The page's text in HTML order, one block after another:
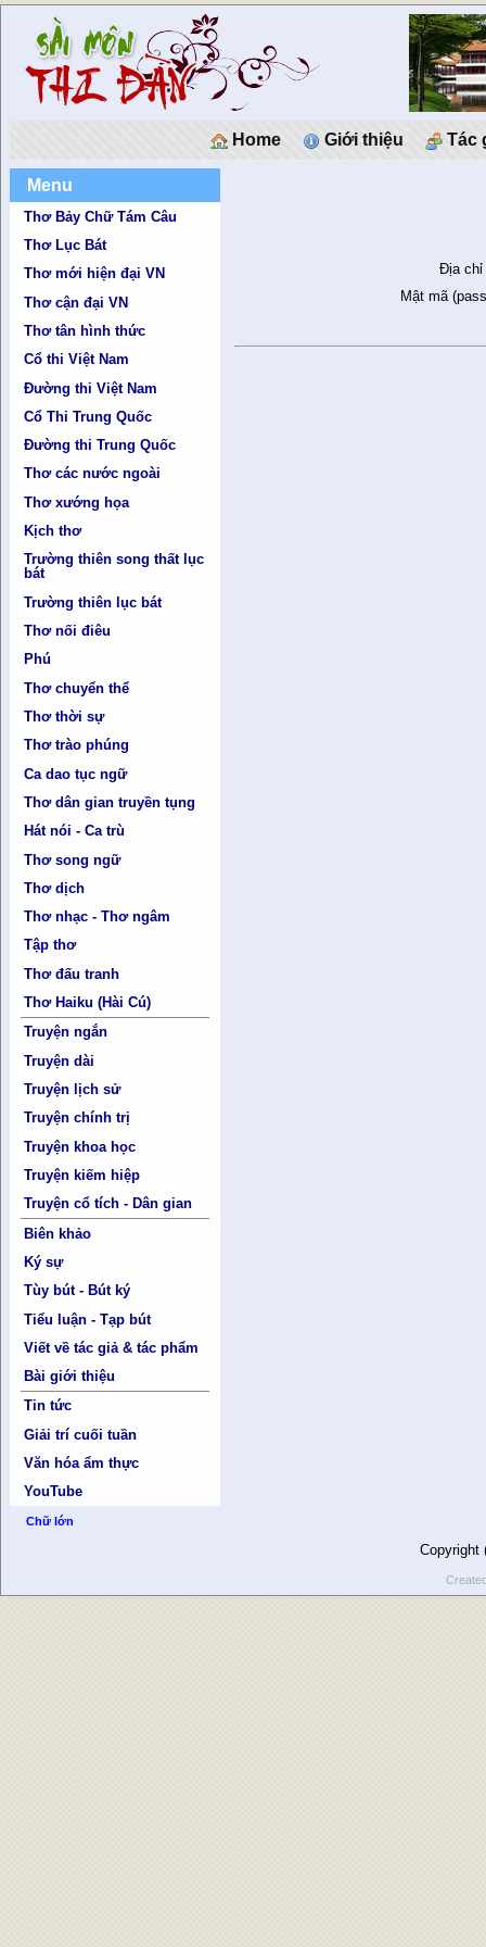
Home Giới thiệu Tác
Menu
Thơ Bảy Chữ Tám Câu
Thơ Lục Bát
Thơ mới hiện đại VN
Thơ cận đại VN
Thơ tân hình thức
Cổ thi Việt Nam
Đường thi Việt Nam
Cổ Thi Trung Quốc
Đường thi Trung Quốc
Thơ các nước ngoài
Thơ xướng họa
Kịch thơ
Trường thiên song thất lục
bát
Trường thiên lục bát
Thơ nối điêu
Phú
Thơ chuyển thể
Thơ thời sự
Thơ trào phúng
Ca dao tục ngữ
Thơ dân gian truyền tụng
Hát nói - Ca trù
Thơ song ngữ
Thơ dịch
Thơ nhạc - Thơ ngâm
Tập thơ
Thơ đấu tranh
Thơ Haiku (Hài Cú)
Truyện ngắn
Truyện dài
Truyện lịch sử
Truyện chính trị
Truyện khoa học
Truyện kiếm hiệp
Truyện cổ tích - Dân gian
Biên khảo
Ký sự
Tùy bút - Bút ký
Tiểu luận - Tạp bút
Viết về tác giả & tác phẩm
Bài giới thiệu
Tin tức
Giải trí cuối tuần
Văn hóa ẩm thực
YouTube
Chữ lớn
Địa chỉ
Mật mã
Copyright